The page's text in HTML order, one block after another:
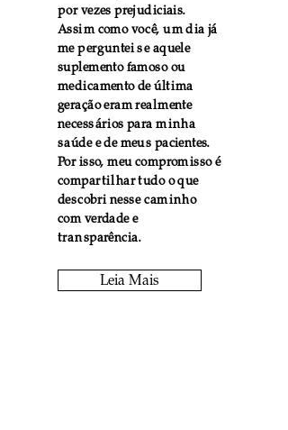
por vezes prejudiciais.
Assim como você, um dia já
me perguntei se aquele
suplemento famoso ou
medicamento de última
geração eram realmente
necessários para minha
saúde e de meus pacientes.
Por isso, meu compromisso é
compartilhar tudo o que
descobri nesse caminho
com verdade e
transparência.
Leia Mais